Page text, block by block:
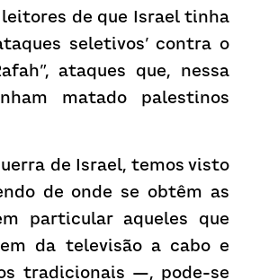
de que Israel tinha
seletivos’ contra o
ataques que, nessa
matado palestinos
de Israel, temos visto
de onde se obtêm as
particular aqueles que
da televisão a cabo e
tradicionais —, pode-se